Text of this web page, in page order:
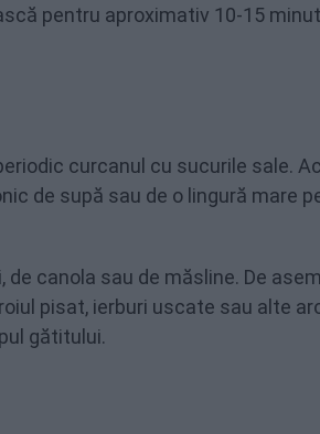
pentru aproximativ 10-15
curcanul cu sucurile sale.
de supă sau de o lingură mare
canola sau de măsline. De
pisat, ierburi uscate sau alte
gătitului.